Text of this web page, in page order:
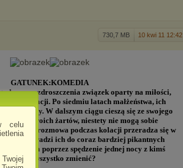
celu
730,7 MB 10 kwi 11 12:42
GATUNEK:KOMEDIA
pozazdroszczenia związek oparty na miłości,
komunikacji. Po siedmiu latach małżeństwa, ich
nie zmieniły. W dalszym ciągu cieszą się ze swojego
się ze swoich żartów, niestety nie mogą sobie
Kiedy rozmowa podczas kolacji przeradza się w
słów prowadzi ich do coraz bardziej pikantnych
ich życia poprzez spędzenie jednej nocy z kimś
może wszystko zmienić?